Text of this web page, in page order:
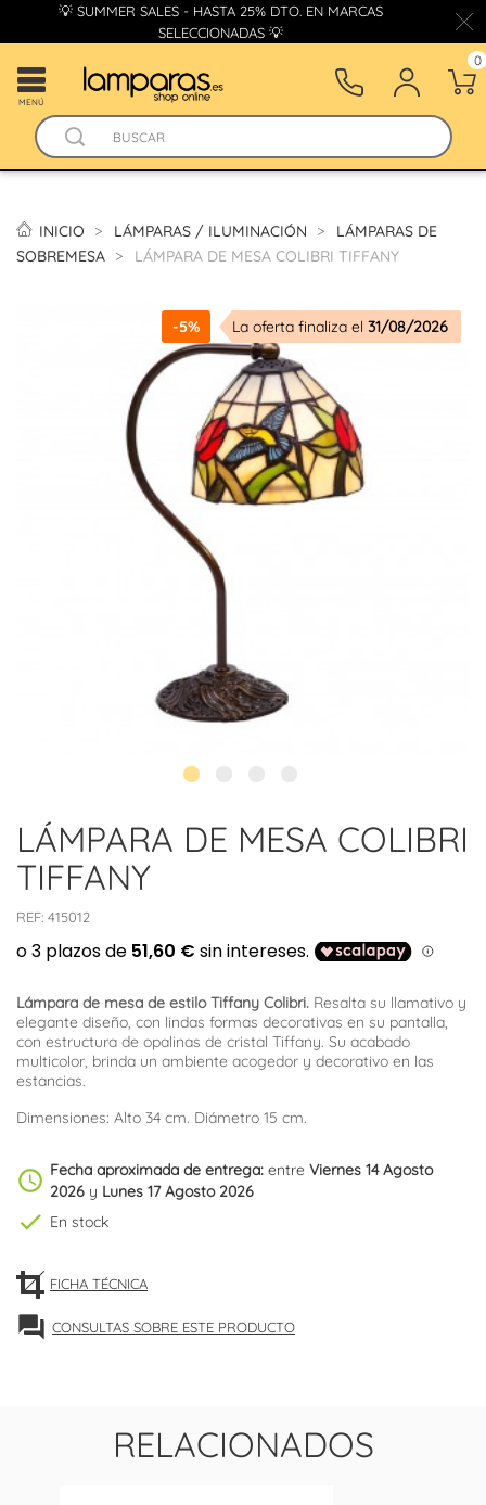
💡 SUMMER SALES - HASTA 25% DTO. EN MARCAS
SELECCIONADAS 💡
MENÚ
0
INICIO LÁMPARAS / ILUMINACIÓN
LÁMPARAS DE
SOBREMESA
LÁMPARA DE MESA COLIBRI TIFFANY
-5% La oferta finaliza el 31/08/2026
LÁMPARA DE MESA COLIBRI
TIFFANY
REF: 415012
Lámpara de mesa de estilo Tiffany Colibri. Resalta su llamativo y
elegante diseño, con lindas formas decorativas en su pantalla,
con estructura de opalinas de cristal Tiffany. Su acabado
multicolor, brinda un ambiente acogedor y decorativo en las
estancias.
Dimensiones: Alto 34 cm. Diámetro 15 cm.
schedule Fecha aproximada de entrega: entre Viernes 14 Agosto
2026 y Lunes 17 Agosto 2026
check En stock
FICHA TÉCNICA
forum CONSULTAS SOBRE ESTE PRODUCTO
RELACIONADOS